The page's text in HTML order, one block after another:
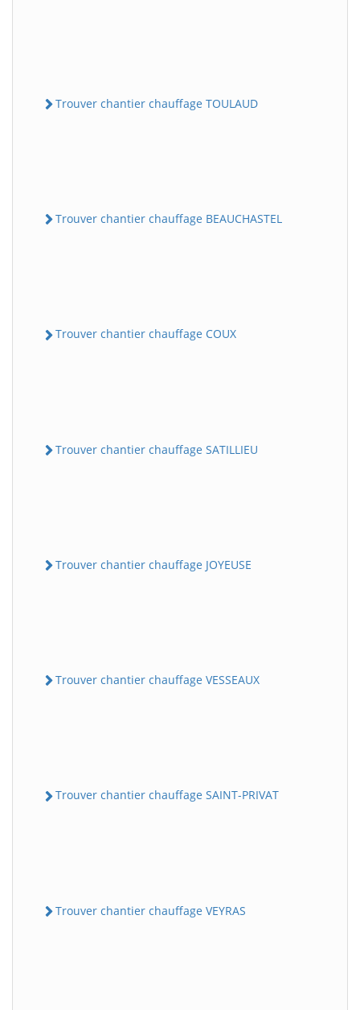
Trouver chantier chauffage TOULAUD
Trouver chantier chauffage BEAUCHASTEL
Trouver chantier chauffage COUX
Trouver chantier chauffage SATILLIEU
Trouver chantier chauffage JOYEUSE
Trouver chantier chauffage VESSEAUX
Trouver chantier chauffage SAINT-PRIVAT
Trouver chantier chauffage VEYRAS